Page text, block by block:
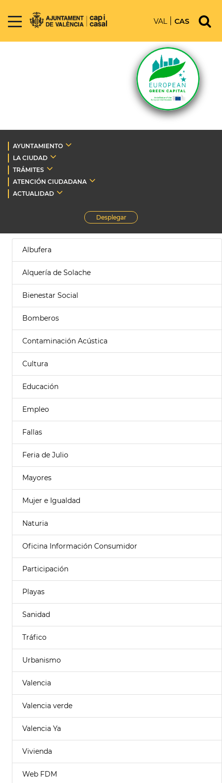
VAL CAS
AYUNTAMIENTO
LA CIUDAD
TRÁMITES
ATENCIÓN CIUDADANA
ACTUALIDAD
Desplegar
Albufera
Alquería de Solache
Bienestar Social
Bomberos
Contaminación Acústica
Cultura
Educación
Empleo
Fallas
Feria de Julio
Mayores
Mujer e Igualdad
Naturia
Oficina Información Consumidor
Participación
Playas
Sanidad
Tráfico
Urbanismo
Valencia
Valencia verde
Valencia Ya
Vivienda
Web FDM